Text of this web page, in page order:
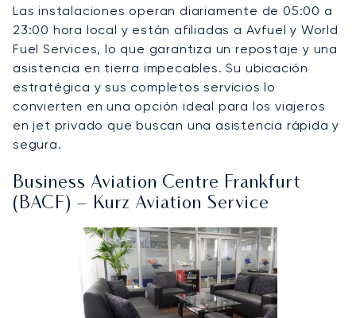
Las instalaciones operan diariamente de 05:00 a
23:00 hora local y están afiliadas a Avfuel y World
Fuel Services, lo que garantiza un repostaje y una
asistencia en tierra impecables. Su ubicación
estratégica y sus completos servicios lo
convierten en una opción ideal para los viajeros
en jet privado que buscan una asistencia rápida y
segura.
Business Aviation Centre Frankfurt
(BACF) – Kurz Aviation Service